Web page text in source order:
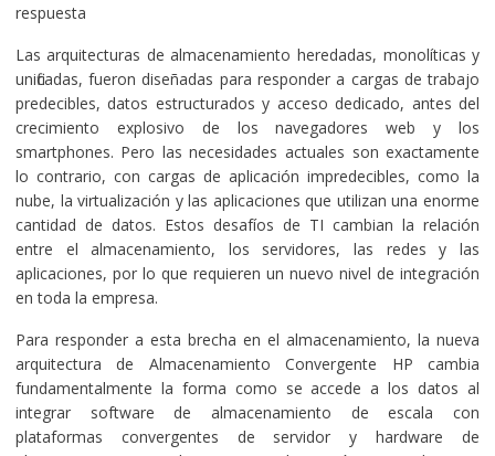
respuesta
Las arquitecturas de almacenamiento heredadas, monolíticas y
unificadas, fueron diseñadas para responder a cargas de trabajo
predecibles, datos estructurados y acceso dedicado, antes del
crecimiento explosivo de los navegadores web y los
smartphones. Pero las necesidades actuales son exactamente
lo contrario, con cargas de aplicación impredecibles, como la
nube, la virtualización y las aplicaciones que utilizan una enorme
cantidad de datos. Estos desafíos de TI cambian la relación
entre el almacenamiento, los servidores, las redes y las
aplicaciones, por lo que requieren un nuevo nivel de integración
en toda la empresa.
Para responder a esta brecha en el almacenamiento, la nueva
arquitectura de Almacenamiento Convergente HP cambia
fundamentalmente la forma como se accede a los datos al
integrar software de almacenamiento de escala con
plataformas convergentes de servidor y hardware de